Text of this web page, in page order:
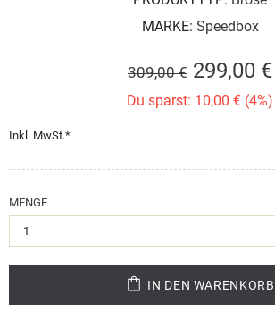
MARKE: Speedbox
309,00 € 299,00 €
Du sparst: 10,00 € (4%)
Inkl. MwSt.*
MENGE
IN DEN WARENKORB